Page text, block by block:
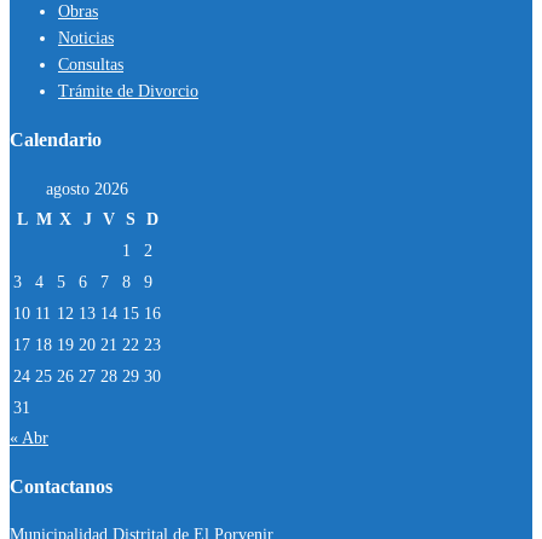
Obras
Noticias
Consultas
Trámite de Divorcio
Calendario
agosto 2026
L M X J V S D
1
2
3
4 5 6 7 8
9
10 11 12 13 14 15 16
17 18 19 20 21 22 23
24 25 26 27 28 29 30
31
« Abr
Contactanos
Municipalidad Distrital de El Porvenir